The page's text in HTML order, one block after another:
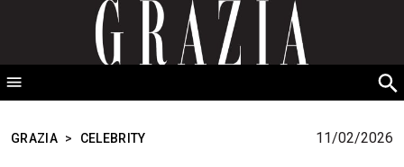
GRAZIA Srbija
GRAZIA > CELEBRITY 11/02/2026